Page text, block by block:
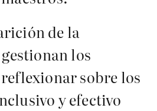
de la
los
sobre los
y efectivo